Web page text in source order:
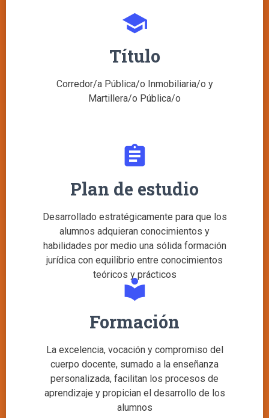
school
Título
Corredor/a Pública/o Inmobiliaria/o y
Martillera/o Pública/o
assignment
Plan de estudio
Desarrollado estratégicamente para que los
alumnos adquieran conocimientos y
habilidades por medio una sólida formación
jurídica con equilibrio entre conocimientos
teóricos y prácticos
local_library
Formación
La excelencia, vocación y compromiso del
cuerpo docente, sumado a la enseñanza
personalizada, facilitan los procesos de
aprendizaje y propician el desarrollo de los
alumnos